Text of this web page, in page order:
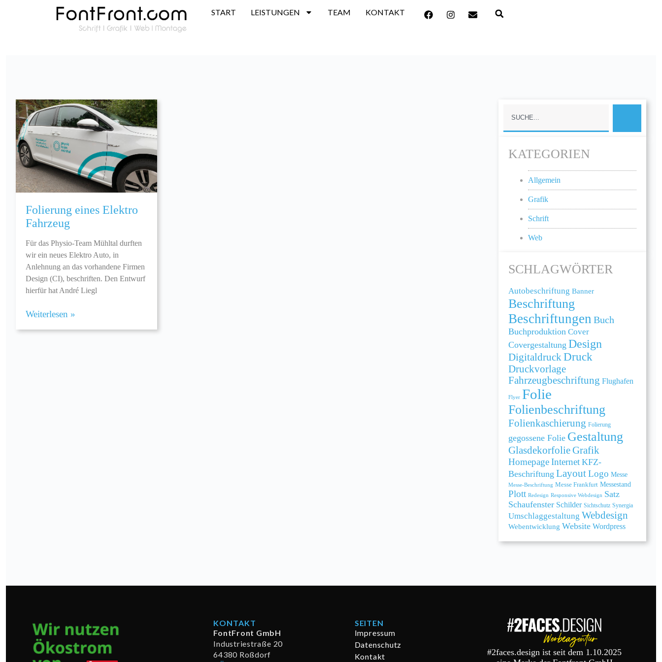
START LEISTUNGEN TEAM KONTAKT
Folierung eines Elektro
Fahrzeug
Für das Physio-Team Mühltal durften
wir ein neues Elektro Auto, in
Anlehnung an das vorhandene Firmen
Design (CI), beschriften. Den Entwurf
hierfür hat André Liegl
Weiterlesen »
KATEGORIEN
Allgemein
Grafik
Schrift
Web
SCHLAGWÖRTER
Autobeschriftung Banner
Beschriftung
Beschriftungen Buch
Buchproduktion Cover
Covergestaltung Design
Digitaldruck Druck
Druckvorlage
Fahrzeugbeschriftung Flughafen
Flyer Folie
Folienbeschriftung
Folienkaschierung Folierung
gegossene Folie Gestaltung
Glasdekorfolie Grafik
HomepageInternet KFZ-
Beschriftung LayoutLogo Messe
Messe-Beschriftung Messe Frankfurt Messestand
Plott Redesign Responsive Webdesign Satz
Schaufenster Schilder Sichtschutz Synergia
Umschlaggestaltung Webdesign
Webentwicklung Website Wordpress
KONTAKT
FontFront GmbH
Industriestraße 20
64380 Roßdorf
SEITEN
Impressum
Datenschutz
Kontakt
#2faces.design ist seit dem 1.10.2025